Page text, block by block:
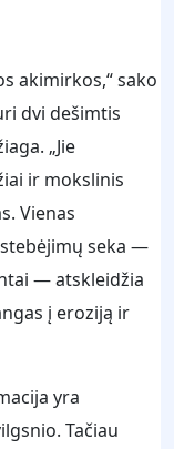
akimirkos,“ sako
dvi dešimtis
„Jie
ir mokslinis
Vienas
seka —
— atskleidžia
į eroziją ir
yra
Tačiau